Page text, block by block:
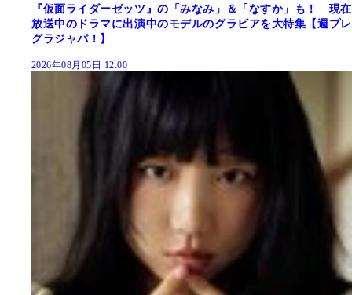
『仮面ライダーゼッツ』の「みなみ」＆「なすか」も！ 現在
放送中のドラマに出演中のモデルのグラビアを大特集【週プレ
グラジャパ！】
2026年08月05日 12:00